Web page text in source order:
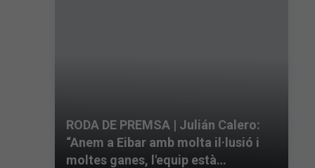
RODA DE PREMSA | Julián Calero:
“Anem a Eibar amb molta il·lusió i
moltes ganes, l'equip està